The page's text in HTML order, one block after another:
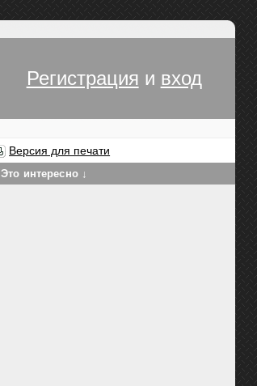
Регистрация и вход
Версия для печати
Это интересно ↓